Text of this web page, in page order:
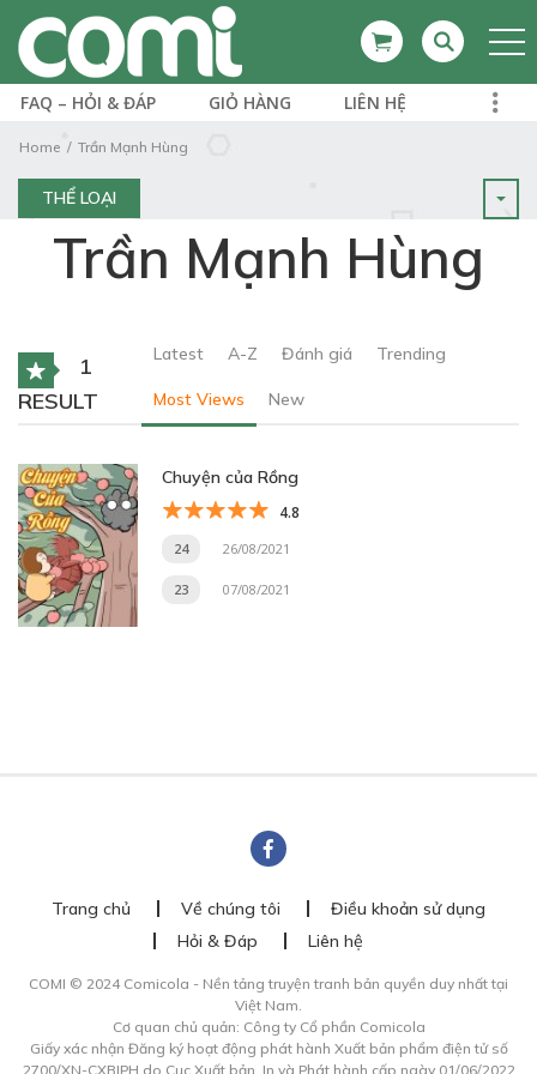
FAQ – HỎI & ĐÁP GIỎ HÀNG LIÊN HỆ
Home Trần Mạnh Hùng
THỂ LOẠI
Trần Mạnh Hùng
1
RESULT
Latest A-Z Đánh giá Trending
Most Views New
Chuyện của Rồng
4.8
24 26/08/2021
23 07/08/2021
Trang chủ Về chúng tôi
Điều khoản sử dụng
Hỏi & Đáp
Liên hệ
COMI © 2024 Comicola - Nền tảng truyện tranh bản quyền duy nhất tại
Việt Nam.
Cơ quan chủ quản: Công ty Cổ phần Comicola
Giấy xác nhận Đăng ký hoạt động phát hành Xuất bản phẩm điện tử số
2700/XN-CXBIPH do Cục Xuất bản, In và Phát hành cấp ngày 01/06/2022